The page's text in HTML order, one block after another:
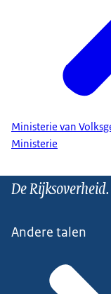
Ministerie van
Ministerie
De
Andere talen